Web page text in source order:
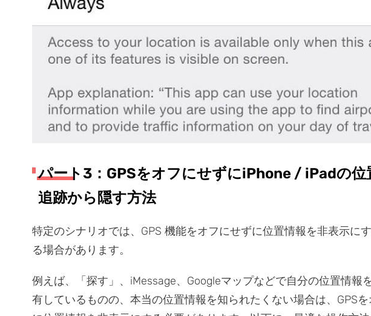
パート3：GPSをオフにせずにiPhone / iPadの位
追跡から隠す方法
特定のシナリオでは、GPS 機能をオフにせずに位置情報を非表示に
る場合があります。
例えば、「探す」、iMessage、Googleマップなどで自分の位置情報
有しているものの、本当の位置情報を知られたくない場合は、GPS